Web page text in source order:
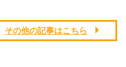
その他の記事はこちら